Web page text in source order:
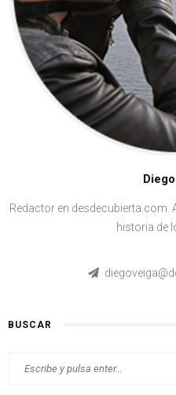
Redactor en desdecubierta.com.
historia de
BUSCAR